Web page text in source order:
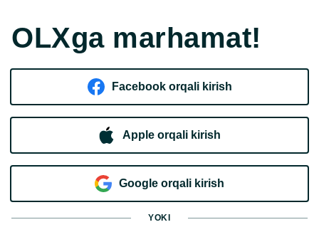
OLXga marhamat!
Facebook orqali kirish​
Apple orqali kirish
Goo​g​le orqali kirish
YOKI